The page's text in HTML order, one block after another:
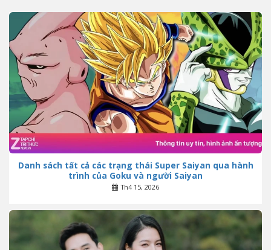
Danh sách tất cả các trạng thái Super Saiyan qua hành
trình của Goku và người Saiyan
Th4 15, 2026